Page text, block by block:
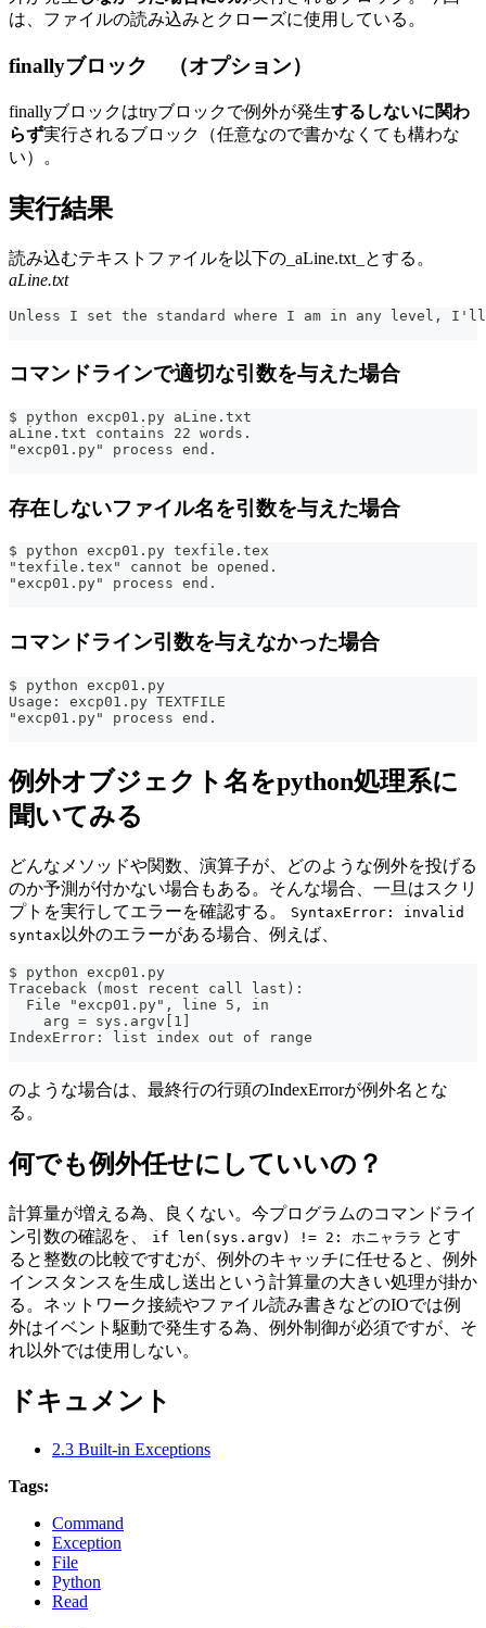
は、ファイルの読み込みとクローズに使用している。
finallyブロック （オプション）
finallyブロックはtryブロックで例外が発生するしないに関わ
らず実行されるブロック（任意なので書かなくても構わな
い）。
実行結果
読み込むテキストファイルを以下の_aLine.txt_とする。
aLine.txt
Unless I set the standard where I am in any level, I'll
コマンドラインで適切な引数を与えた場合
$ python excp01.py aLine.txt
aLine.txt contains 22 words.
"excp01.py" process end.
存在しないファイル名を引数を与えた場合
$ python excp01.py texfile.tex
"texfile.tex" cannot be opened.
"excp01.py" process end.
コマンドライン引数を与えなかった場合
$ python excp01.py
Usage: excp01.py TEXTFILE
"excp01.py" process end.
例外オブジェクト名をpython処理系に
聞いてみる
どんなメソッドや関数、演算子が、どのような例外を投げる
のか予測が付かない場合もある。そんな場合、一旦はスクリ
プトを実行してエラーを確認する。
SyntaxError: invalid
syntax 以外のエラーがある場合、例えば、
$ python excp01.py
Traceback (most recent call last):
  File "excp01.py", line 5, in
    arg = sys.argv[1]
IndexError: list index out of range
のような場合は、最終行の行頭のIndexErrorが例外名とな
る。
何でも例外任せにしていいの？
計算量が増える為、良くない。今プログラムのコマンドライ
ン引数の確認を、
if len(sys.argv) != 2: ホニャララ とす
ると整数の比較ですむが、例外のキャッチに任せると、例外
インスタンスを生成し送出という計算量の大きい処理が掛か
る。ネットワーク接続やファイル読み書きなどのIOでは例
外はイベント駆動で発生する為、例外制御が必須ですが、そ
れ以外では使用しない。
ドキュメント
2.3 Built-in Exceptions
Tags:
Command
Exception
File
Python
Read